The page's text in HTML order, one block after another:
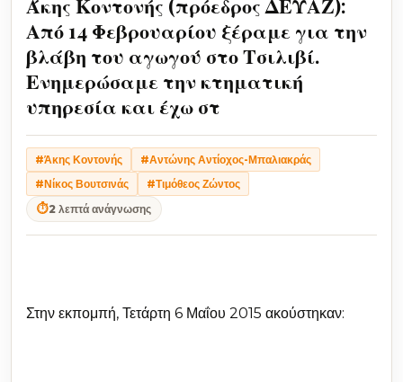
Άκης Κοντονής (πρόεδρος ΔΕΥΑΖ):
Από 14 Φεβρουαρίου ξέραμε για την
βλάβη του αγωγού στο Τσιλιβί.
Ενημερώσαμε την κτηματική
υπηρεσία και έχω στ
#Άκης Κοντονής
#Αντώνης Αντίοχος-Μπαλιακράς
#Νίκος Βουτσινάς
#Τιμόθεος Ζώντος
⏱2 λεπτά ανάγνωσης
Στην εκπομπή, Τετάρτη 6 Μαΐου 2015 ακούστηκαν: